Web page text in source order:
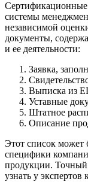
Сертификационные
системы
независимой
документы,
и ее деятельности:
Заявка,
Выписка из
Уставные
Штатное
Описание
Этот список может
специфики
продукции. Точный
узнать у